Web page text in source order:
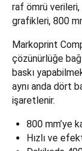
raf ömrü
grafikleri, 800
Markoprint
çözünürlüğe
baskı
aynı anda dört
işaretlenir.
800 mm’ye
Hızlı ve